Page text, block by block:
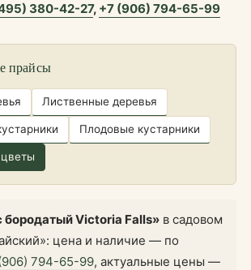
380-42-27, +7 (906) 794-65-99
прайсы
Лиственные деревья
Плодовые кустарники
бородатый Victoria Falls» в садовом
цена и наличие — по
794-65-99, актуальные цены —